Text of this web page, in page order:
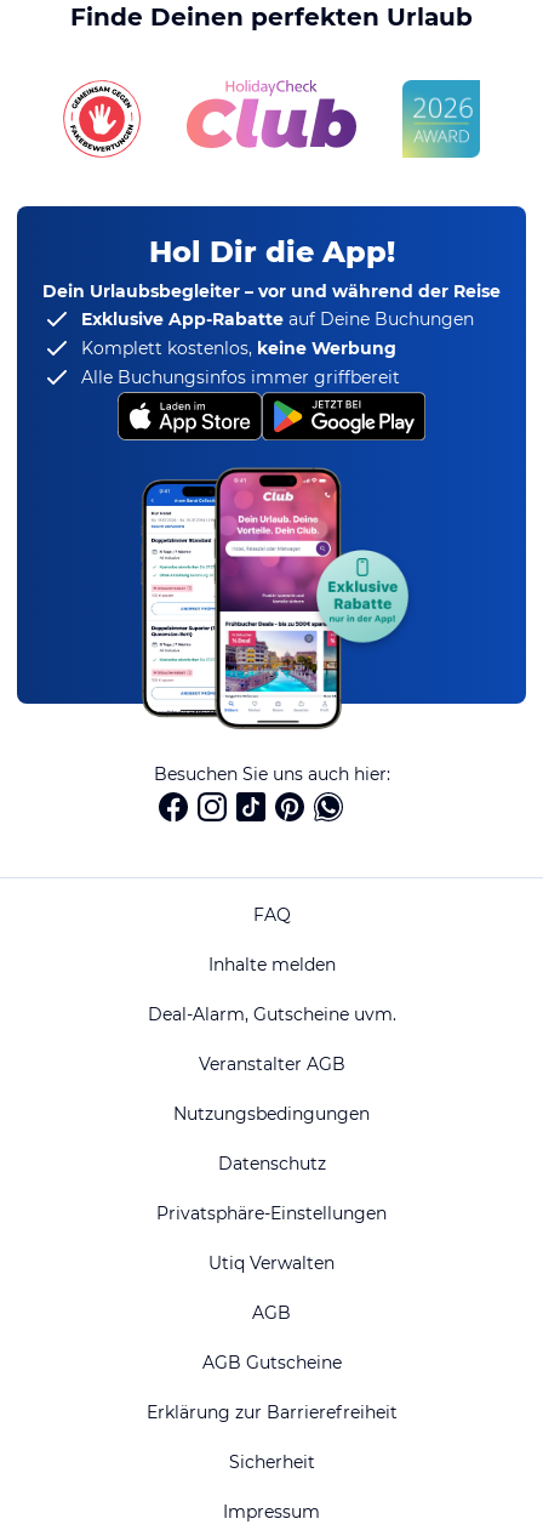
Finde Deinen perfekten Urlaub
Hol Dir die App!
Dein Urlaubsbegleiter – vor und während der Reise
Exklusive App-Rabatte auf Deine Buchungen
Komplett kostenlos, keine Werbung
Alle Buchungsinfos immer griffbereit
Besuchen Sie uns auch hier:
FAQ
Inhalte melden
Deal-Alarm, Gutscheine uvm.
Veranstalter AGB
Nutzungsbedingungen
Datenschutz
Privatsphäre-Einstellungen
Utiq Verwalten
AGB
AGB Gutscheine
Erklärung zur Barrierefreiheit
Sicherheit
Impressum